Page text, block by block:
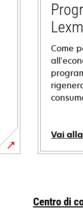
Come
Vai
Centro di